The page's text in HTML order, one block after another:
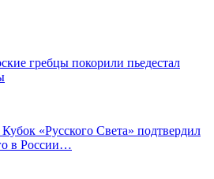
гребцы покорили пьедестал
«Русского Света» подтвердил
в России…